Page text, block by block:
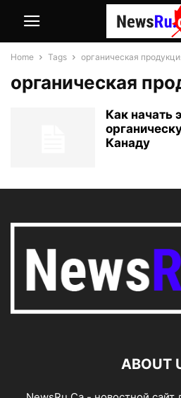
Home Tags органическая
органическая
Как начать
Канаду
ABOUT